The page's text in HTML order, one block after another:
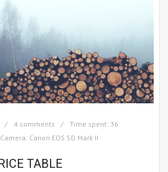
4 comments
Time spent: 36
Camera: Canon EOS 5D Mark II
TABLE